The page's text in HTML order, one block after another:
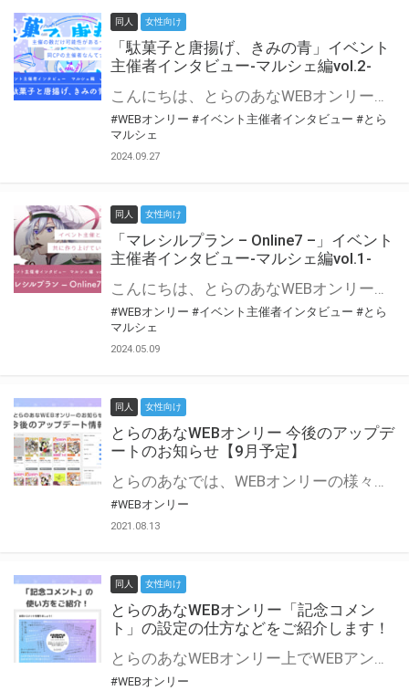
同人 女性向け
「駄菓子と唐揚げ、きみの青」イベント
主催者インタビュー-マルシェ編vol.2-
こんにちは、とらのあなWEBオンリー運営スタッフです。 新たにお届けする、イベント主催者インタビュー-マルシェ編-は、 とらのあなWEBオンリー「マルシェ」をご利用の主催様に 「マルシェ」を使ってイベントを開催した感想や心がけをお聞きする企画です。 今回は、WEBオンリー初開催「駄菓子と唐揚げ、きみの青」より、 主催のぎこ六屋様にお話を伺いました。 協力：ぎこ六屋様／イベント公式Twitter（@krkgwks） とらのあなWEBオンリー「マルシェ」とは？ WEBオンリーでリアルタイムでコミュニケーションがとれるオンライン会場です。
#WEBオンリー #イベント主催者インタビュー #とら
マルシェ
2024.09.27
同人 女性向け
「マレシルプラン – Online7 –」イベント
主催者インタビュー-マルシェ編vol.1-
こんにちは、とらのあなWEBオンリー運営スタッフです。 新たにお届けする、イベント主催者インタビュー-マルシェ編-は、 とらのあなWEBオンリー「マルシェ」をご利用した主催様に 「マルシェ」を使って開催した感想や心がけをお聞きする企画です。 今回は、WEBオンリー開催7回目迎えた「マレシルプラン – Online7 –」より、 主催の玉川うた様にお話を伺いました。 ▼マレシルプランのインタビュー前回記事 「イベント主催者インタビュー vol.6」はこちら 協力：玉川うた様（マレシルプラン実行委員会 代表）／イベント公式Twitter（@mallesil_plan） とらのあなWEBオンリー「マルシェ」とは？ WEBオンリーでリアルタイムでコミュニケーションがとれるオンライン会場です。
#WEBオンリー #イベント主催者インタビュー #とら
マルシェ
2024.05.09
同人 女性向け
とらのあなWEBオンリー 今後のアップデ
ートのお知らせ【9月予定】
とらのあなでは、WEBオンリーの様々な支援を実施しています。 今回は2021年9月に実装を予定しているアップデート情報についてご紹介いたします。 とらのあなWEBオンリーサイトはこちら
#WEBオンリー
2021.08.13
同人 女性向け
とらのあなWEBオンリー「記念コメン
ト」の設定の仕方などをご紹介します！
とらのあなWEBオンリー上でWEBアンソロジーが作成できる「記念コメント」について、その使い方や作成手順を解説します！ 支援タイプを「サークル参加型」「サークル参加型・マルシェ(イベント会場)機能付き」でお申し込みいただいている主催者様はぜひご活用ください♪ とらのあなWEBオンリーサイトはこちら
#WEBオンリー